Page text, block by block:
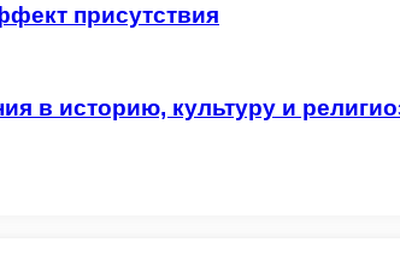
присутствия
в историю, культуру и